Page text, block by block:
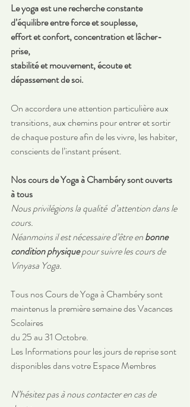
Le yoga est une recherche constante
d’équilibre entre force et souplesse,
effort et confort, concentration et lâcher-
prise,
stabilité et mouvement, écoute et
dépassement de soi.
On accordera une attention particulière aux
transitions, aux chemins pour entrer et sortir
de chaque posture afin de les vivre, les habiter,
conscients de l’instant présent.
Nos cours de Yoga à Chambéry sont ouverts
à tous
Nous privilégions la qualité  d’attention dans le
cours.
Néanmoins il est nécessaire d’être en bonne
condition physique pour suivre les cours de
Vinyasa Yoga.
Tous nos Cours de Yoga à Chambéry sont
maintenus la première semaine des Vacances
Scolaires
du 25 au 31 Octobre.
Les Informations pour les jours de reprise sont
disponibles dans votre Espace Membres
N’hésitez pas à nous contacter en cas de